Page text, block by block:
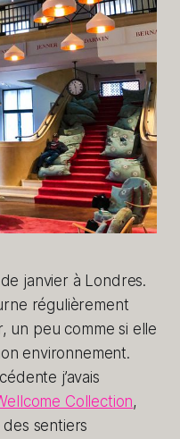
janvier à Londres.
régulièrement
un peu comme si elle
environnement.
j’avais
Collection,
sentiers